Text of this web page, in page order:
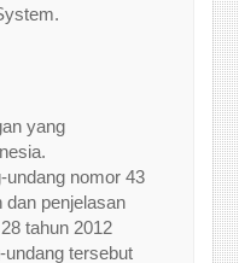
yang
undang nomor 43
dan penjelasan
tahun 2012
tersebut